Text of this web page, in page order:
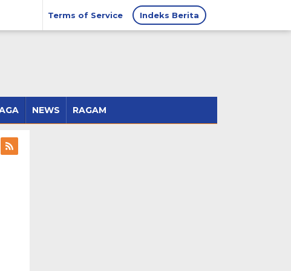
Terms of Service Indeks Berita
NEWS RAGAM